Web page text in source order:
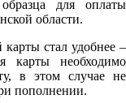
для оплаты
области.
стал удобнее –
карты необходимо
в этом случае не
пополнении.